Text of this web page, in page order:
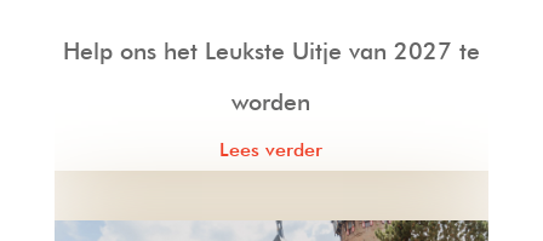
Help ons het Leukste Uitje van 2027 te
worden
Lees verder